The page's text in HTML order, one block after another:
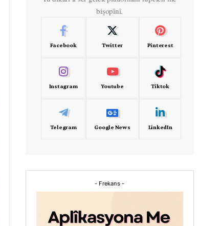
bişopînî.
Facebook Twitter Pinterest
Instagram Youtube Tiktok
Telegram Google News LinkedIn
- Frekans -